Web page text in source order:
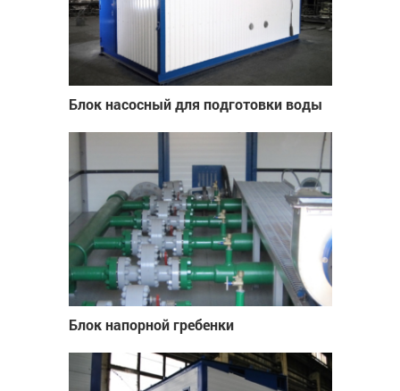
Блок насосный для подготовки воды
Блок напорной гребенки